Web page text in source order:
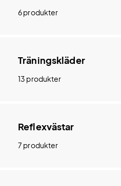
6 produkter
Träningskläder
13 produkter
Reflexvästar
7 produkter